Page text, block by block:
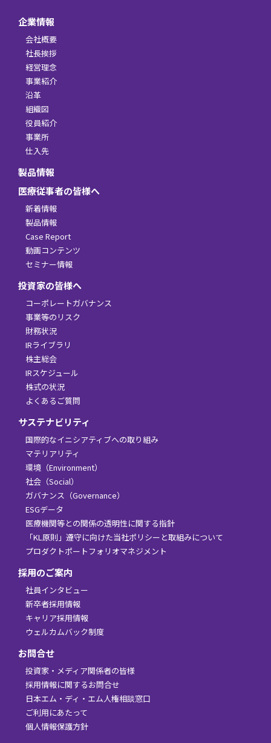
企業情報
会社概要
社長挨拶
経営理念
事業紹介
沿革
組織図
役員紹介
事業所
仕入先
製品情報
医療従事者の皆様へ
新着情報
製品情報
Case Report
動画コンテンツ
セミナー情報
投資家の皆様へ
コーポレートガバナンス
事業等のリスク
財務状況
IRライブラリ
株主総会
IRスケジュール
株式の状況
よくあるご質問
サステナビリティ
国際的なイニシアティブへの取り組み
マテリアリティ
環境（Environment）
社会（Social）
ガバナンス（Governance）
ESGデータ
医療機関等との関係の透明性に関する指針
「KL原則」遵守に向けた当社ポリシーと取組みについて
プロダクトポートフォリオマネジメント
採用のご案内
社員インタビュー
新卒者採用情報
キャリア採用情報
ウェルカムバック制度
お問合せ
投資家・メディア関係者の皆様
採用情報に関するお問合せ
日本エム・ディ・エム人権相談窓口
ご利用にあたって
個人情報保護方針